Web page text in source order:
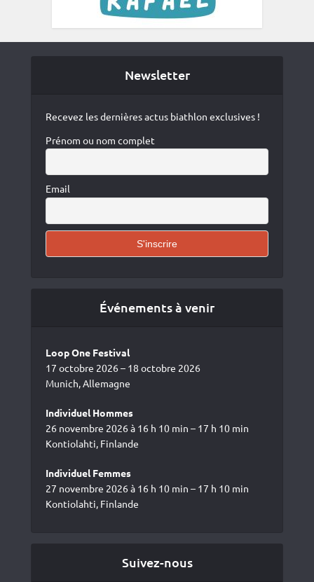
Newsletter
Recevez les dernières actus biathlon exclusives !
Prénom ou nom complet
Email
Événements à venir
Loop One Festival
17 octobre 2026 – 18 octobre 2026
Munich, Allemagne
Individuel Hommes
26 novembre 2026 à 16 h 10 min – 17 h 10 min
Kontiolahti, Finlande
Individuel Femmes
27 novembre 2026 à 16 h 10 min – 17 h 10 min
Kontiolahti, Finlande
Suivez-nous